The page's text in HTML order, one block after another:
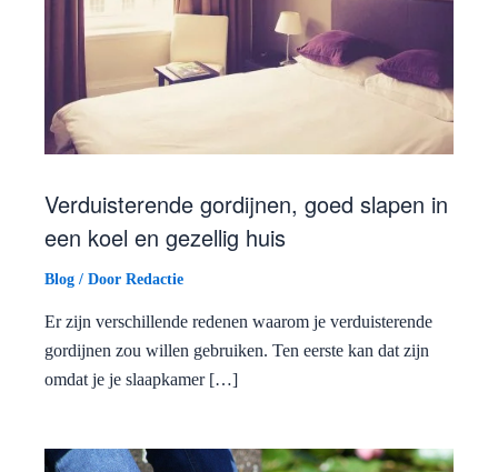
Verduisterende gordijnen, goed slapen in
een koel en gezellig huis
Blog / Door Redactie
Er zijn verschillende redenen waarom je verduisterende
gordijnen zou willen gebruiken. Ten eerste kan dat zijn
omdat je je slaapkamer […]